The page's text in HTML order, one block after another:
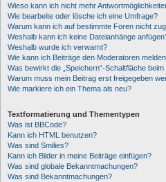
Wieso kann ich nicht mehr
Wie bearbeite oder lösche ich eine Umfrage?
Warum kann ich auf bestimmte Foren nicht
Weshalb kann ich keine Dateianhänge
Weshalb wurde ich verwarnt?
Wie kann ich Beiträge den Moderatoren
Was bewirkt die „Speichern“-Schaltfläche
Warum muss mein Beitrag erst freigegeben
Wie markiere ich ein Thema als neu?
Textformatierung und Thementypen
Was ist BBCode?
Kann ich HTML benutzen?
Was sind Smilies?
Kann ich Bilder in meine Beiträge einfügen?
Was sind globale Bekanntmachungen?
Was sind Bekanntmachungen?